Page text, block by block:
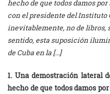
hecho de que todos damos
con el presidente del Instituto
inevitablemente, no de libros,
sentido, esta suposición
de Cuba en la […]
1. Una demostración lateral
hecho de que todos damos